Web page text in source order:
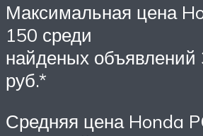
Максимальная цена
150 среди
найденых объявлений
руб.*
Средняя цена Honda